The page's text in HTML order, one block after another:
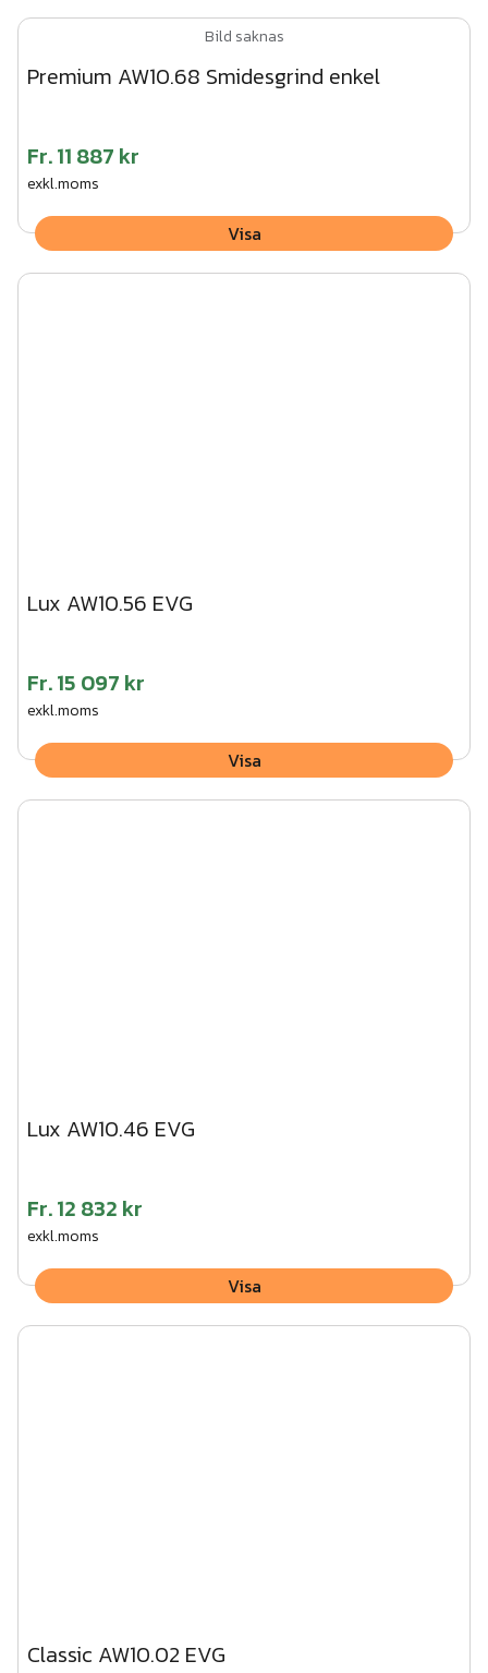
Bild saknas
Premium AW10.68 Smidesgrind enkel
Fr.11 887 kr
exkl.moms
Visa
Lux AW10.56 EVG
Fr.15 097 kr
exkl.moms
Visa
Lux AW10.46 EVG
Fr.12 832 kr
exkl.moms
Visa
Classic AW10.02 EVG